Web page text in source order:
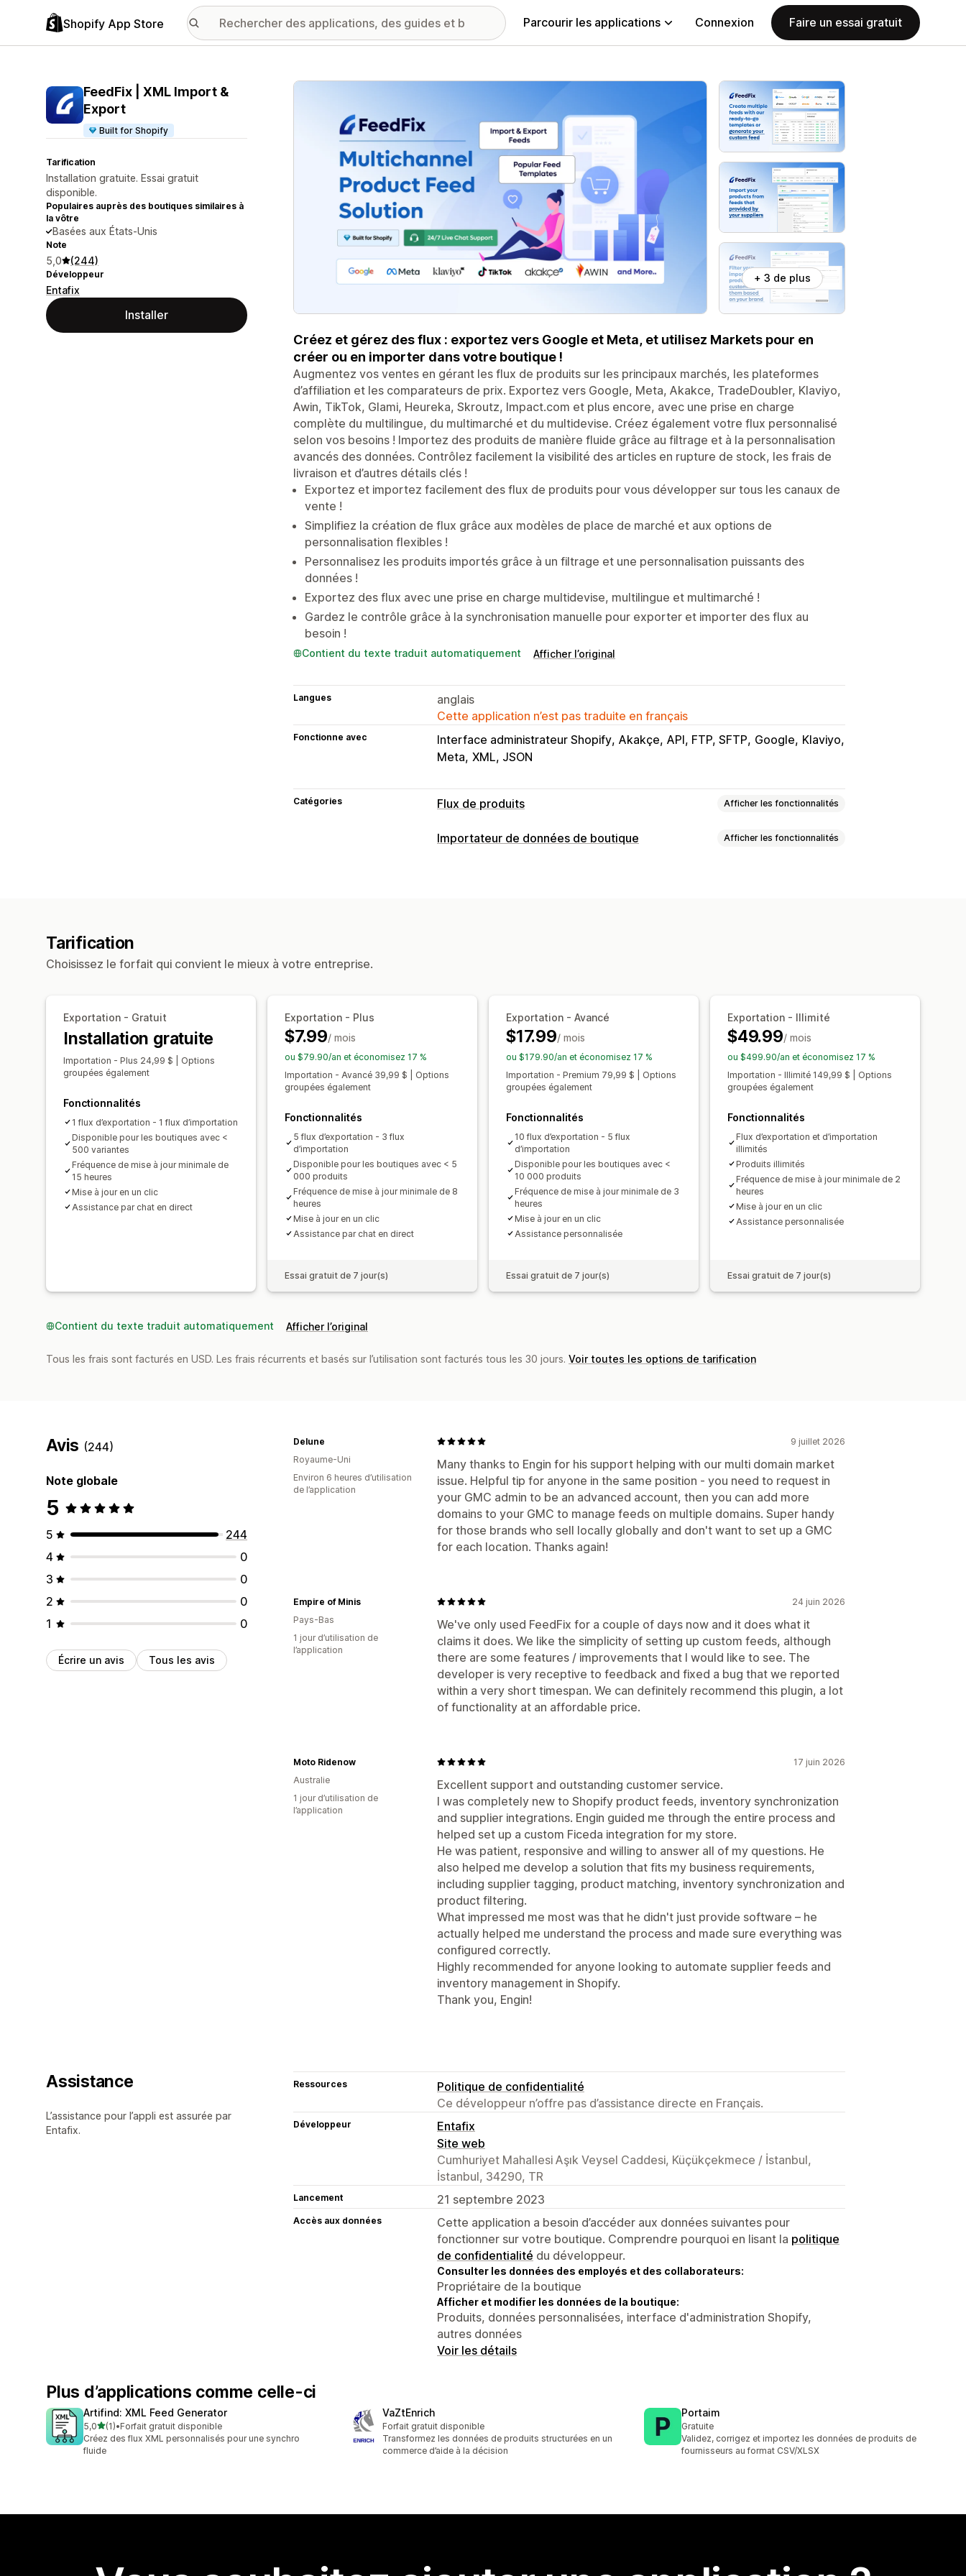
Shopify App Store Parcourir les applications Connexion Faire un essai gratuit
FeedFix | XML Import &
Export
Built for Shopify
Tarification
Installation gratuite. Essai gratuit
disponible.
Populaires auprès des boutiques similaires à
la vôtre
Basées aux États-Unis
Note
5,0 (244)
Développeur
Entafix
Installer
Galerie d’images vedette
+ 3 de plus
Créez et gérez des flux : exportez vers Google et Meta, et utilisez Markets pour en
créer ou en importer dans votre boutique !
Augmentez vos ventes en gérant les flux de produits sur les principaux marchés, les plateformes
d’affiliation et les comparateurs de prix. Exportez vers Google, Meta, Akakce, TradeDoubler, Klaviyo,
Awin, TikTok, Glami, Heureka, Skroutz, Impact.com et plus encore, avec une prise en charge
complète du multilingue, du multimarché et du multidevise. Créez également votre flux personnalisé
selon vos besoins ! Importez des produits de manière fluide grâce au filtrage et à la personnalisation
avancés des données. Contrôlez facilement la visibilité des articles en rupture de stock, les frais de
livraison et d’autres détails clés !
Exportez et importez facilement des flux de produits pour vous développer sur tous les canaux de
vente !
Simplifiez la création de flux grâce aux modèles de place de marché et aux options de
personnalisation flexibles !
Personnalisez les produits importés grâce à un filtrage et une personnalisation puissants des
données !
Exportez des flux avec une prise en charge multidevise, multilingue et multimarché !
Gardez le contrôle grâce à la synchronisation manuelle pour exporter et importer des flux au
besoin !
Contient du texte traduit automatiquement Afficher l’original
Langues
anglais
Cette application n’est pas traduite en français
Fonctionne avec Interface administrateur Shopify Akakçe API, FTP, SFTP Google Klaviyo
Meta XML, JSON
Catégories Flux de produits Afficher les fonctionnalités
Personnalisation du flux
Multi-format
Importateur de données de boutique Afficher les fonctionnalités
Importation programmée
Prise en charge des fichiers volumineux
Mises à jour groupées
Collections
Tarification
Choisissez le forfait qui convient le mieux à votre entreprise.
Exportation - Gratuit
Installation gratuite
Importation - Plus 24,99 $ | Options
groupées également
Fonctionnalités
1 flux d’exportation - 1 flux d’importation
Disponible pour les boutiques avec <
500 variantes
Fréquence de mise à jour minimale de
15 heures
Mise à jour en un clic
Assistance par chat en direct
Exportation - Plus
$7.99/ mois
ou $79.90/an et économisez 17 %
Importation - Avancé 39,99 $ | Options
groupées également
Fonctionnalités
5 flux d’exportation - 3 flux
d’importation
Disponible pour les boutiques avec < 5
000 produits
Fréquence de mise à jour minimale de 8
heures
Mise à jour en un clic
Assistance par chat en direct
Essai gratuit de 7 jour(s)
Exportation - Avancé
$17.99/ mois
ou $179.90/an et économisez 17 %
Importation - Premium 79,99 $ | Options
groupées également
Fonctionnalités
10 flux d’exportation - 5 flux
d’importation
Disponible pour les boutiques avec <
10 000 produits
Fréquence de mise à jour minimale de 3
heures
Mise à jour en un clic
Assistance personnalisée
Essai gratuit de 7 jour(s)
Exportation - Illimité
$49.99/ mois
ou $499.90/an et économisez 17 %
Importation - Illimité 149,99 $ | Options
groupées également
Fonctionnalités
Flux d’exportation et d’importation
illimités
Produits illimités
Fréquence de mise à jour minimale de 2
heures
Mise à jour en un clic
Assistance personnalisée
Essai gratuit de 7 jour(s)
Contient du texte traduit automatiquement Afficher l’original
Tous les frais sont facturés en USD. Les frais récurrents et basés sur l’utilisation sont facturés tous les 30 jours. Voir toutes les options de tarification
Avis (244)
Note globale
5
5
244
4
0
3
0
2
0
1
0
Écrire un avis Tous les avis
9 juillet 2026
Many thanks to Engin for his support helping with our multi domain market
issue. Helpful tip for anyone in the same position - you need to request in
your GMC admin to be an advanced account, then you can add more
domains to your GMC to manage feeds on multiple domains. Super handy
for those brands who sell locally globally and don't want to set up a GMC
for each location. Thanks again!
Delune
Royaume-Uni
Environ 6 heures d’utilisation
de l’application
24 juin 2026
We've only used FeedFix for a couple of days now and it does what it
claims it does. We like the simplicity of setting up custom feeds, although
there are some features / improvements that I would like to see. The
developer is very receptive to feedback and fixed a bug that we reported
within a very short timespan. We can definitely recommend this plugin, a lot
of functionality at an affordable price.
Empire of Minis
Pays-Bas
1 jour d’utilisation de
l’application
17 juin 2026
Excellent support and outstanding customer service.
I was completely new to Shopify product feeds, inventory synchronization
and supplier integrations. Engin guided me through the entire process and
helped set up a custom Ficeda integration for my store.
He was patient, responsive and willing to answer all of my questions. He
also helped me develop a solution that fits my business requirements,
including supplier tagging, product matching, inventory synchronization and
product filtering.
What impressed me most was that he didn't just provide software – he
actually helped me understand the process and made sure everything was
configured correctly.
Highly recommended for anyone looking to automate supplier feeds and
inventory management in Shopify.
Thank you, Engin!
Moto Ridenow
Australie
1 jour d’utilisation de
l’application
Assistance
L’assistance pour l’appli est assurée par
Entafix.
Ressources
Politique de confidentialité
Ce développeur n’offre pas d’assistance directe en Français.
Développeur
Entafix
Site web
Cumhuriyet Mahallesi Aşık Veysel Caddesi, Küçükçekmece / İstanbul,
İstanbul, 34290, TR
Lancement 21 septembre 2023
Accès aux données
Cette application a besoin d’accéder aux données suivantes pour
fonctionner sur votre boutique. Comprendre pourquoi en lisant la politique
de confidentialité du développeur.
Consulter les données des employés et des collaborateurs:
Propriétaire de la boutique
Afficher et modifier les données de la boutique:
Produits, données personnalisées, interface d'administration Shopify,
autres données
Voir les détails
Plus d’applications comme celle-ci
Artifind: XML Feed Generator
5,0étoile(s) sur 5
(1)
1 avis au total
•Forfait gratuit disponible
Créez des flux XML personnalisés pour une synchro
fluide
VaZtEnrich
Forfait gratuit disponible
Transformez les données de produits structurées en un
commerce d’aide à la décision
Portaim
Gratuite
Validez, corrigez et importez les données de produits de
fournisseurs au format CSV/XLSX